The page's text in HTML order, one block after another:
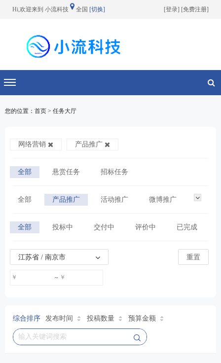
Hi,欢迎来到 小流科技 全国 [切换] [登录] [免费注册]
切换导航
您的位置：首页 > 任务大厅
网络营销 产品推广
全部 悬赏任务 招标任务
全部 产品推广 活动推广 微博推广
全部 投标中 交付中 评价中 已完成
江苏省 / 南京市
￥ ￥
~
重置
综合排序 发布时间 投稿数量 预算金额